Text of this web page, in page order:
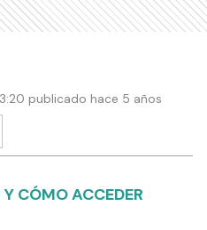
publicado hace 5 años
CÓMO ACCEDER